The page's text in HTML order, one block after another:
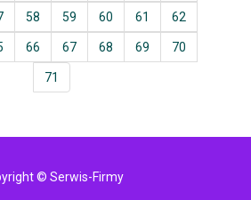
58 59 60 61 62
66 67 68 69 70
71
© Serwis-Firmy